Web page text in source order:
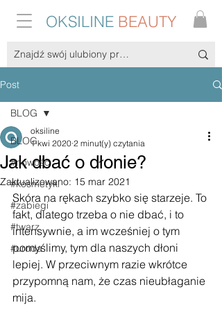
OKSILINE BEAUTY
Post
BLOG
#nowość
#kosmetyki
#zabiegi
#twarz
#uroda
BLOG
Jak dbać o dłonie?
oksiline
1 kwi 2020 2 minut(y) czytania
Zaktualizowano: 15 mar 2021
Skóra na rękach szybko się starzeje. To
fakt, dlatego trzeba o nie dbać, i to
intensywnie, a im wcześniej o tym
pomyślimy, tym dla naszych dłoni
lepiej. W przeciwnym razie wkrótce
przypomną nam, że czas nieubłaganie
mija.